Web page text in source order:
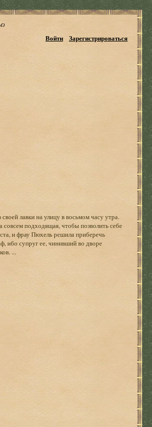
Войти Зарегистрироваться
лавки на улицу в восьмом часу утра.
подходящая, чтобы позволить себе
и фрау Пюхель решила приберечь
ибо супруг ее, чинивший во дворе
...